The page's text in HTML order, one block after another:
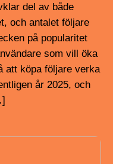
del av både
och antalet följare
på popularitet
som vill öka
att köpa följare verka
år 2025, och